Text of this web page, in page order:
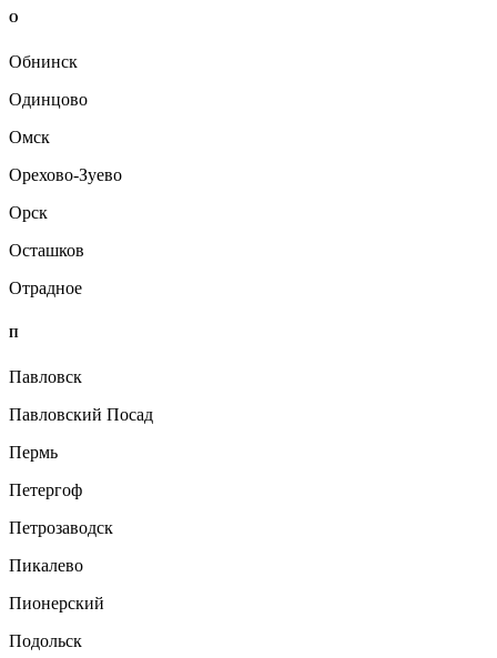
О
Обнинск
Одинцово
Омск
Орехово-Зуево
Орск
Осташков
Отрадное
П
Павловск
Павловский Посад
Пермь
Петергоф
Петрозаводск
Пикалево
Пионерский
Подольск